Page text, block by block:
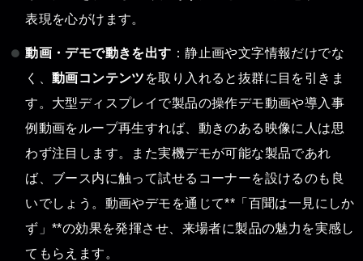
表現を心がけます。
動画・デモで動きを出す ：静止画や文字情報だけでな
く、動画コンテンツ を取り入れると抜群に目を引きま
す。大型ディスプレイで製品の操作デモ動画や導入事
例動画をループ再生すれば、動きのある映像に人は思
わず注目します。また実機デモが可能な製品であれ
ば、ブース内に触って試せるコーナーを設けるのも良
いでしょう。動画やデモを通じて**「百聞は一見にしか
ず」**の効果を発揮させ、来場者に製品の魅力を実感し
てもらえます。